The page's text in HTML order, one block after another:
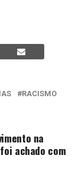
RACISMO
na
achado com